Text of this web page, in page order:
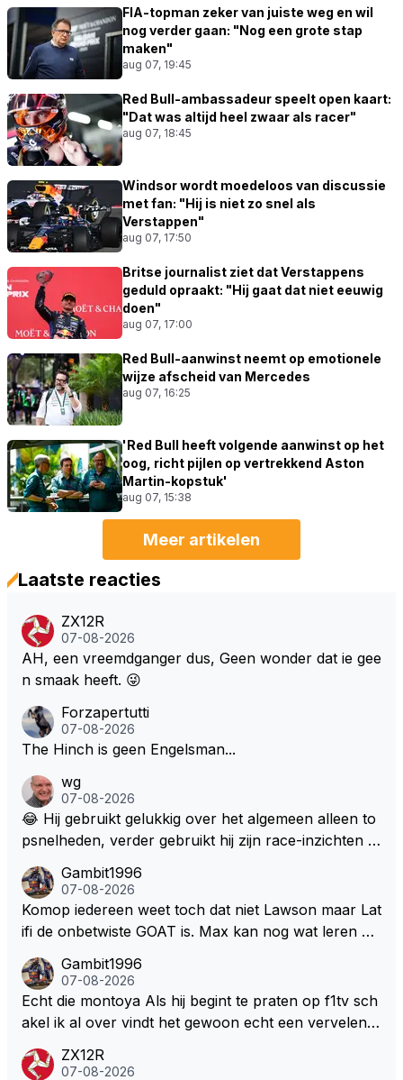
FIA-topman zeker van juiste weg en wil
nog verder gaan: "Nog een grote stap
maken"
aug 07, 19:45
Red Bull-ambassadeur speelt open kaart:
"Dat was altijd heel zwaar als racer"
aug 07, 18:45
Windsor wordt moedeloos van discussie
met fan: "Hij is niet zo snel als
Verstappen"
aug 07, 17:50
Britse journalist ziet dat Verstappens
geduld opraakt: "Hij gaat dat niet eeuwig
doen"
aug 07, 17:00
Red Bull-aanwinst neemt op emotionele
wijze afscheid van Mercedes
aug 07, 16:25
'Red Bull heeft volgende aanwinst op het
oog, richt pijlen op vertrekkend Aston
Martin-kopstuk'
aug 07, 15:38
Meer artikelen
Laatste reacties
ZX12R
07-08-2026
AH, een vreemdganger dus, Geen wonder dat ie gee
n smaak heeft. 😜
Forzapertutti
07-08-2026
The Hinch is geen Engelsman...
wg
07-08-2026
😂 Hij gebruikt gelukkig over het algemeen alleen to
psnelheden, verder gebruikt hij zijn race-inzichten q
een bocht zegt helemaal niets, dus wat dat betreft h
eeft hij sowieso gelijk 😂.
Gambit1996
07-08-2026
Komop iedereen weet toch dat niet Lawson maar Lat
ifi de onbetwiste GOAT is. Max kan nog wat leren va
milton, hahahaha. Latifi pakt ze allemaal met de oge
n dicht met als onbetwiste nummer 2 of GOATINES
S Lawson natuurlijk 😂😂😂😂😂
Gambit1996
07-08-2026
Echt die montoya Als hij begint te praten op f1tv sch
akel ik al over vindt het gewoon echt een vervelend
weet 🤮🤮
ZX12R
07-08-2026